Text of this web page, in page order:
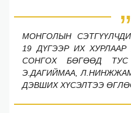
МОНГОЛЫН
19 ДҮГЭЭР ИХ
СОНГОХ БӨГӨӨД ТУС
Э.ДАГИЙМАА,
ДЭВШИХ ХҮСЭЛТЭЭ